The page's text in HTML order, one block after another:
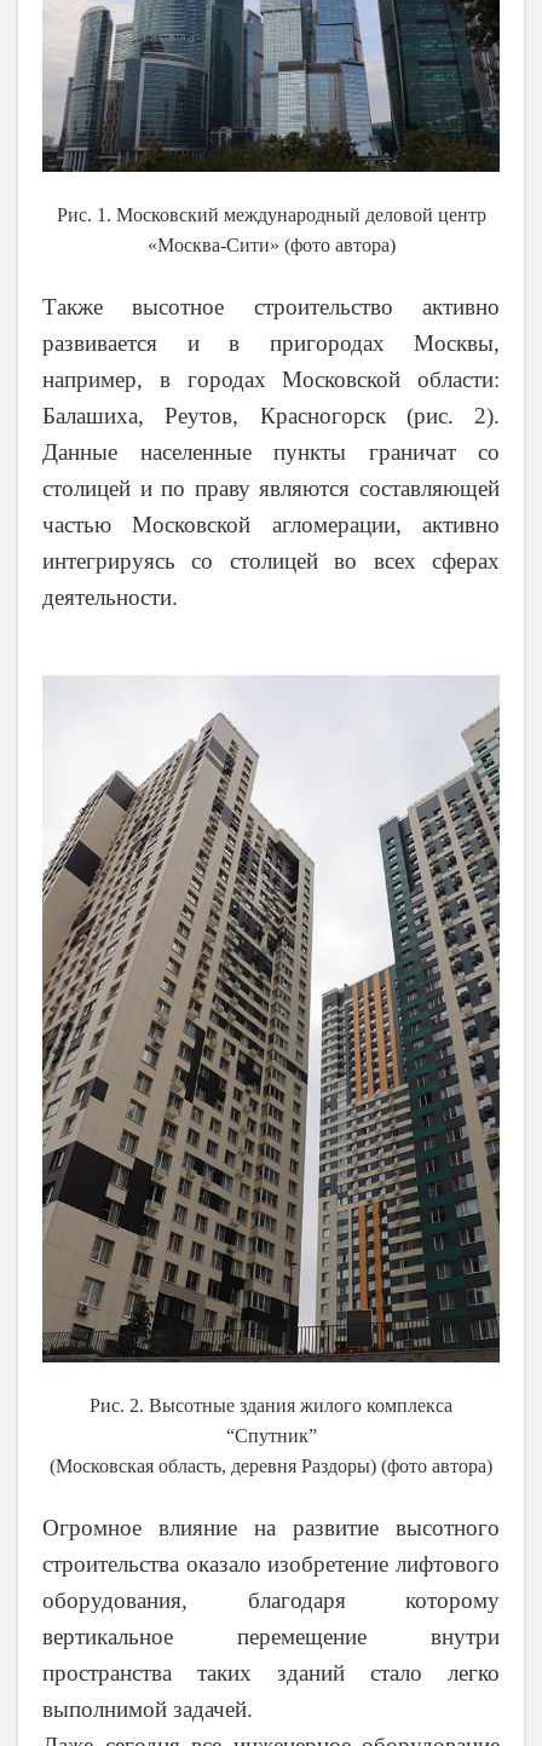
Рис. 1. Московский международный деловой центр
«Москва-Сити» (фото автора)
Также высотное строительство активно
развивается и в пригородах Москвы,
например, в городах Московской области:
Балашиха, Реутов, Красногорск (рис. 2).
Данные населенные пункты граничат со
столицей и по праву являются составляющей
частью Московской агломерации, активно
интегрируясь со столицей во всех сферах
деятельности.
Рис. 2. Высотные здания жилого комплекса
“Спутник”
(Московская область, деревня Раздоры) (фото автора)
Огромное влияние на развитие высотного
строительства оказало изобретение лифтового
оборудования, благодаря которому
вертикальное перемещение внутри
пространства таких зданий стало легко
выполнимой задачей.